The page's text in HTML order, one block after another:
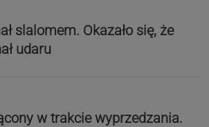
slalomem. Okazało się, że
udaru
w trakcie wyprzedzania.